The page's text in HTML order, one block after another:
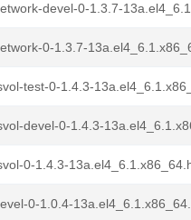
devel-0-1.3.7-
0-1.3.7-
test-0-1.4.3-
devel-0-1.4.3-
0-1.4.3-
0-1.0.4-